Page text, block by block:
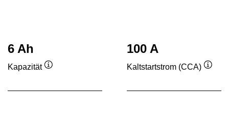
6 Ah
Kapazität
100 A
Kaltstartstrom (CCA)